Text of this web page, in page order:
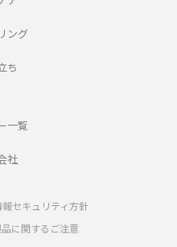
ング
ち
一覧
社
報セキュリティ方針
品に関するご注意